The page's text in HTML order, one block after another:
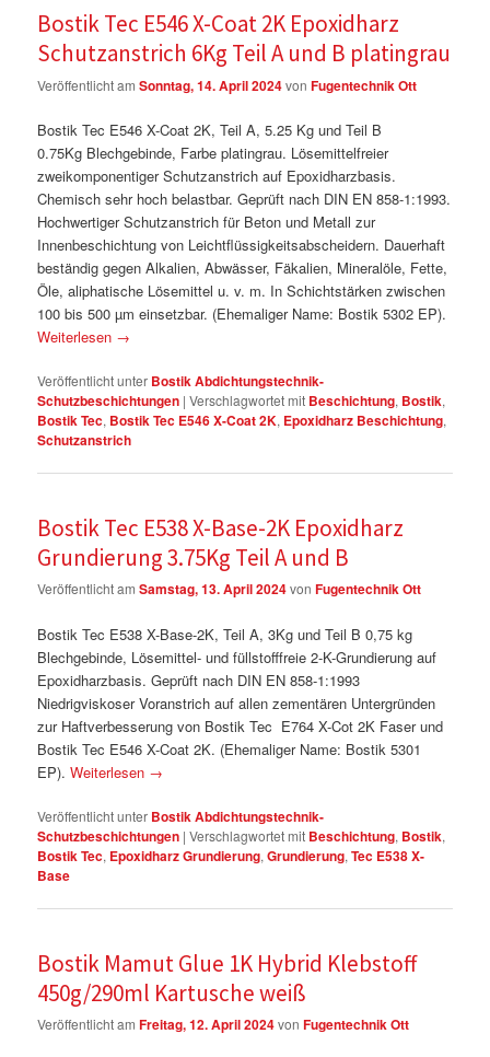
Bostik Tec E546 X-Coat 2K Epoxidharz
Schutzanstrich 6Kg Teil A und B platingrau
Veröffentlicht amSonntag, 14. April 2024vonFugentechnik Ott
Bostik Tec E546 X-Coat 2K, Teil A, 5.25 Kg und Teil B
0.75Kg Blechgebinde, Farbe platingrau. Lösemittelfreier
zweikomponentiger Schutzanstrich auf Epoxidharzbasis.
Chemisch sehr hoch belastbar. Geprüft nach DIN EN 858-1:1993.
Hochwertiger Schutzanstrich für Beton und Metall zur
Innenbeschichtung von Leichtflüssigkeitsabscheidern. Dauerhaft
beständig gegen Alkalien, Abwässer, Fäkalien, Mineralöle, Fette,
Öle, aliphatische Lösemittel u. v. m. In Schichtstärken zwischen
100 bis 500 µm einsetzbar. (Ehemaliger Name: Bostik 5302 EP).
Weiterlesen →
Veröffentlicht unter Bostik Abdichtungstechnik-
Schutzbeschichtungen |Verschlagwortet mit Beschichtung, Bostik,
Bostik Tec, Bostik Tec E546 X-Coat 2K, Epoxidharz Beschichtung,
Schutzanstrich
Bostik Tec E538 X-Base-2K Epoxidharz
Grundierung 3.75Kg Teil A und B
Veröffentlicht amSamstag, 13. April 2024vonFugentechnik Ott
Bostik Tec E538 X-Base-2K, Teil A, 3Kg und Teil B 0,75 kg
Blechgebinde, Lösemittel- und füllstofffreie 2-K-Grundierung auf
Epoxidharzbasis. Geprüft nach DIN EN 858-1:1993
Niedrigviskoser Voranstrich auf allen zementären Untergründen
zur Haftverbesserung von Bostik Tec E764 X-Cot 2K Faser und
Bostik Tec E546 X-Coat 2K. (Ehemaliger Name: Bostik 5301
EP).Weiterlesen →
Veröffentlicht unter Bostik Abdichtungstechnik-
Schutzbeschichtungen |Verschlagwortet mit Beschichtung, Bostik,
Bostik Tec, Epoxidharz Grundierung,Grundierung,Tec E538 X-
Base
Bostik Mamut Glue 1K Hybrid Klebstoff
450g/290ml Kartusche weiß
Veröffentlicht amFreitag, 12. April 2024vonFugentechnik Ott